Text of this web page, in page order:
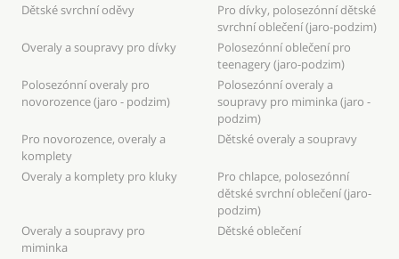
Dětské svrchní oděvy
Pro dívky, polosezónní dětské
svrchní oblečení (jaro-podzim)
Overaly a soupravy pro dívky
Polosezónní oblečení pro
teenagery (jaro-podzim)
Polosezónní overaly pro
novorozence (jaro - podzim)
Polosezónní overaly a
soupravy pro miminka (jaro -
podzim)
Pro novorozence, overaly a
komplety
Dětské overaly a soupravy
Overaly a komplety pro kluky
Pro chlapce, polosezónní
dětské svrchní oblečení (jaro-
podzim)
Overaly a soupravy pro
miminka
Dětské oblečení